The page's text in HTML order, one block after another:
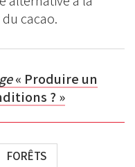
cacao.
« Produire un
? »
FORÊTS